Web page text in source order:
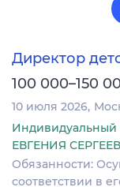
Директор
100 000–150
10 июля 2026
ЕВГЕНИЯ
Обязанности:
соответствии в